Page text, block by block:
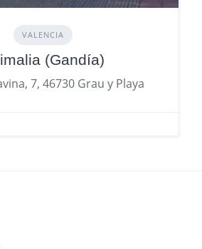
VALENCIA
(Gandía)
7, 46730 Grau y Playa